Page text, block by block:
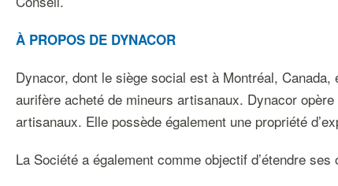
À PROPOS DE DYNACOR
Dynacor, dont le siège social est à Montréal,
aurifère acheté de mineurs artisanaux. Dynacor
artisanaux. Elle possède également une propriété
La Société a également comme objectif d’étendre